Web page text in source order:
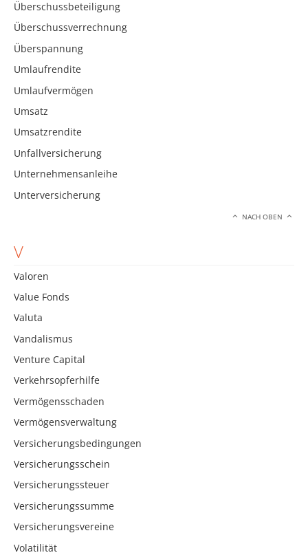
Überschussbeteiligung
Überschussverrechnung
Überspannung
Umlaufrendite
Umlaufvermögen
Umsatz
Umsatzrendite
Unfallversicherung
Unternehmensanleihe
Unterversicherung
NACH OBEN
V
Valoren
Value Fonds
Valuta
Vandalismus
Venture Capital
Verkehrsopferhilfe
Vermögensschaden
Vermögensverwaltung
Versicherungsbedingungen
Versicherungsschein
Versicherungssteuer
Versicherungssumme
Versicherungsvereine
Volatilität